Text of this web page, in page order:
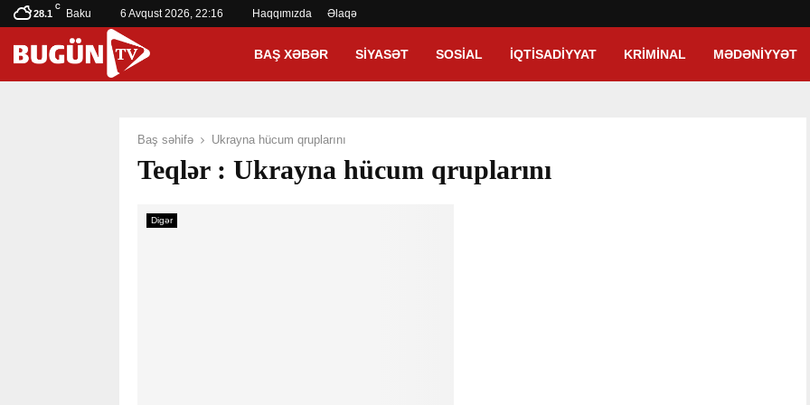
28.1
C
Baku 6 Avqust 2026, 22:16 Haqqımızda Əlaqə
BAŞ XƏBƏR SIYASƏT SOSIAL İQTISADIYYAT KRIMINAL MƏDƏNIYYƏT
Baş səhifə Ukrayna hücum qruplarını
Teqlər : Ukrayna hücum qruplarını
Digər